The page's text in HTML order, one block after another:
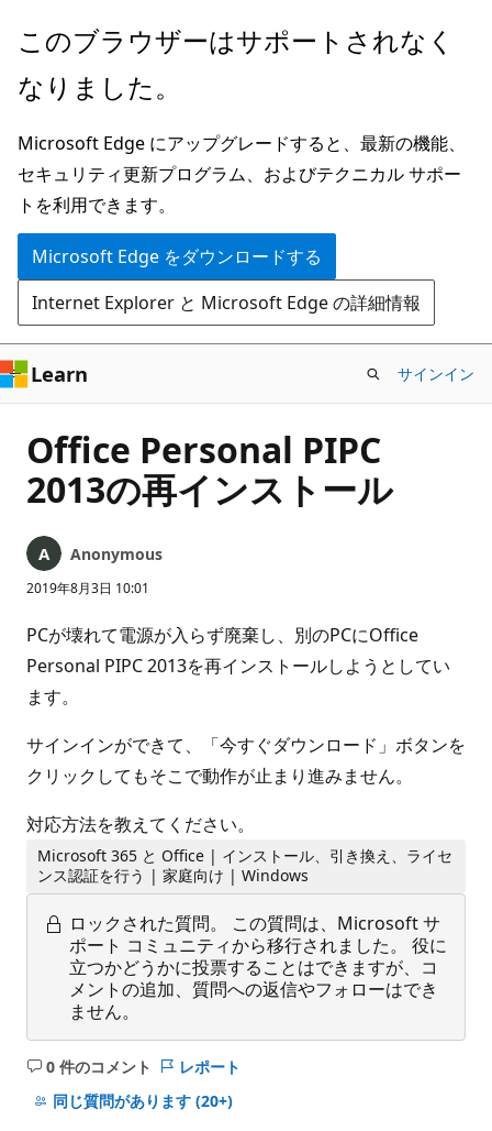
メ
ン
ン
テ
ン
ツ
に
ス
キ
ッ
プ
このブラウザーはサポートされなく
なりました。
Microsoft Edge にアップグレードすると、最新の機能、
セキュリティ更新プログラム、およびテクニカル サポー
トを利用できます。
Microsoft Edge をダウンロードする
Internet Explorer と Microsoft Edge の詳細情報
Learn サインイン
Office Personal PIPC
2013の再インストール
Anonymous
2019年8月3日 10:01
PCが壊れて電源が入らず廃棄し、別のPCにOffice
Personal PIPC 2013を再インストールしようとしてい
ます。
サインインができて、「今すぐダウンロード」ボタンを
クリックしてもそこで動作が止まり進みません。
対応方法を教えてください。
Microsoft 365 と Office | インストール、引き換え、ライセ
ンス認証を行う | 家庭向け | Windows
ロックされた質問。
この質問は、Microsoft サ
ポート コミュニティから移行されました。 役に
立つかどうかに投票することはできますが、コ
メントの追加、質問への返信やフォローはでき
ません。
0 件のコメント
コ
メ
レポート
同じ質問があります (20+)